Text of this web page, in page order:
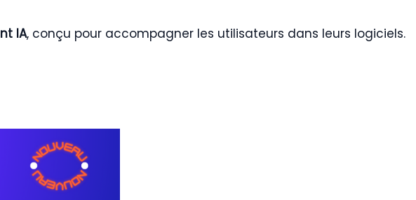
IA, conçu pour accompagner les utilisateurs dans leurs logiciels.